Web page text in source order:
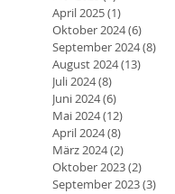
April 2025(1)
Oktober 2024(6)
September 2024(8)
August 2024(13)
Juli 2024(8)
Juni 2024(6)
Mai 2024(12)
April 2024(8)
März 2024(2)
Oktober 2023(2)
September 2023(3)